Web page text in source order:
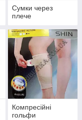
Сумки через
плече
Компресійні
гольфи